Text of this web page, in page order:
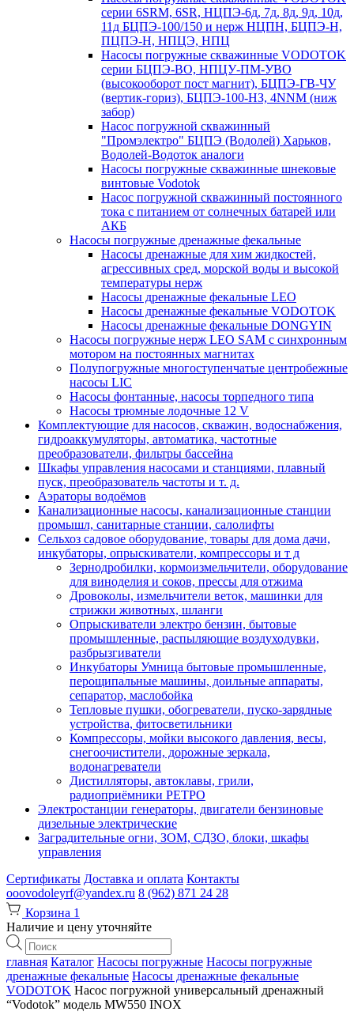
серии 6SRM, 6SR, НЦПЭ-6д, 7д, 8д, 9д, 10д,
11д БЦПЭ-100/150 и нерж НЦПН, БЦПЭ-Н,
ПЦПЭ-Н, НПЦЭ, НПЦ
Насосы погружные скважинные VODOTOK
серии БЦПЭ-ВО, НПЦУ-ПМ-УВО
(высокооборот пост магнит), БЦПЭ-ГВ-ЧУ
(вертик-гориз), БЦПЭ-100-НЗ, 4NNM (ниж
забор)
Насос погружной скважинный
"Промэлектро" БЦПЭ (Водолей) Харьков,
Водолей-Водоток аналоги
Насосы погружные скважинные шнековые
винтовые Vodotok
Насос погружной скважинный постоянного
тока с питанием от солнечных батарей или
АКБ
Насосы погружные дренажные фекальные
Насосы дренажные для хим жидкостей,
агрессивных сред, морской воды и высокой
температуры нерж
Насосы дренажные фекальные LEO
Насосы дренажные фекальные VODOTOK
Насосы дренажные фекальные DONGYIN
Насосы погружные нерж LEO SAM с синхронным
мотором на постоянных магнитах
Полупогружные многоступенчатые центробежные
насосы LIC
Насосы фонтанные, насосы торпедного типа
Насосы трюмные лодочные 12 V
Комплектующие для насосов, скважин, водоснабжения,
гидроаккумуляторы, автоматика, частотные
преобразователи, фильтры бассейна
Шкафы управления насосами и станциями, плавный
пуск, преобразователь частоты и т. д.
Аэраторы водоёмов
Канализационные насосы, канализационные станции
промышл, санитарные станции, салолифты
Сельхоз садовое оборудование, товары для дома дачи,
инкубаторы, опрыскиватели, компрессоры и т д
Зернодробилки, кормоизмельчители, оборудование
для виноделия и соков, прессы для отжима
Дровоколы, измельчители веток, машинки для
стрижки животных, шланги
Опрыскиватели электро бензин, бытовые
промышленные, распыляющие воздуходувки,
разбрызгиватели
Инкубаторы Умница бытовые промышленные,
перощипальные машины, доильные аппараты,
сепаратор, маслобойка
Тепловые пушки, обогреватели, пуско-зарядные
устройства, фитосветильники
Компрессоры, мойки высокого давления, весы,
снегоочистители, дорожные зеркала,
водонагреватели
Дистилляторы, автоклавы, грили,
радиоприёмники РЕТРО
Электростанции генераторы, двигатели бензиновые
дизельные электрические
Заградительные огни, ЗОМ, СДЗО, блоки, шкафы
управления
Сертификаты Доставка и оплата Контакты
ooovodoleyrf@yandex.ru 8 (962) 871 24 28
Корзина 1
Наличие и цену уточняйте
Поиск
товаров
главная Каталог Насосы погружные Насосы погружные
дренажные фекальные Насосы дренажные фекальные
VODOTOK Насос погружной универсальный дренажный
“Vodotok” модель MW550 INOX